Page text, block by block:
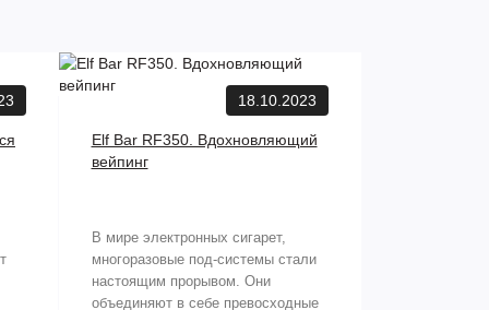
18.10.2023
Elf Bar RF350. Вдохновляющий
вейпинг
В мире электронных сигарет,
многоразовые под-системы стали
настоящим прорывом. Они
объединяют в себе превосходные